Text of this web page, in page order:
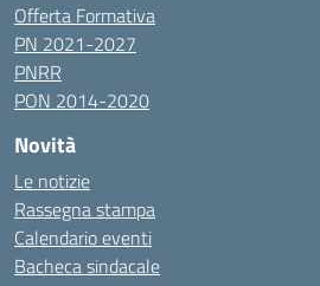
Offerta Formativa
PN 2021-2027
PNRR
PON 2014-2020
Novità
Le notizie
Rassegna stampa
Calendario eventi
Bacheca sindacale